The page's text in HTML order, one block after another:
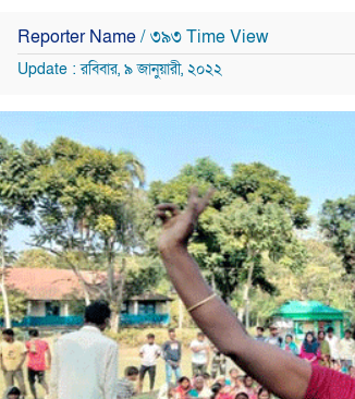
Reporter Name/ ৩৯৩ Time View
Update : রবিবার, ৯ জানুয়ারী, ২০২২